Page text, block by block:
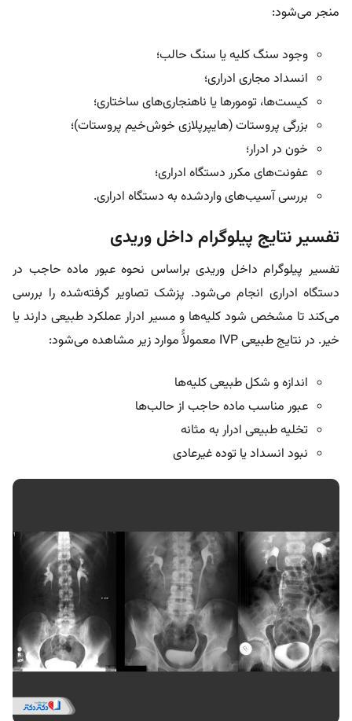
منجر می‌شود:
وجود سنگ کلیه یا سنگ حالب؛
انسداد مجاری ادراری؛
کیست‌ها، تومورها یا ناهنجاری‌های ساختاری؛
بزرگی پروستات (هایپرپلازی خوش‌خیم پروستات)؛
خون در ادرار؛
عفونت‌های مکرر دستگاه ادراری؛
بررسی آسیب‌های واردشده به دستگاه ادراری.
تفسیر نتایج پیلوگرام داخل وریدی
تفسیر پیلوگرام داخل وریدی براساس نحوه عبور ماده حاجب در
دستگاه ادراری انجام می‌شود. پزشک تصاویر گرفته‌شده را بررسی
می‌کند تا مشخص شود کلیه‌ها و مسیر ادرار عملکرد طبیعی دارند یا
خیر. در نتایج طبیعی IVP معمولاًً موارد زیر مشاهده می‌شود:
اندازه و شکل طبیعی کلیه‌ها
عبور مناسب ماده حاجب از حالب‌ها
تخلیه طبیعی ادرار به مثانه
نبود انسداد یا توده غیرعادی